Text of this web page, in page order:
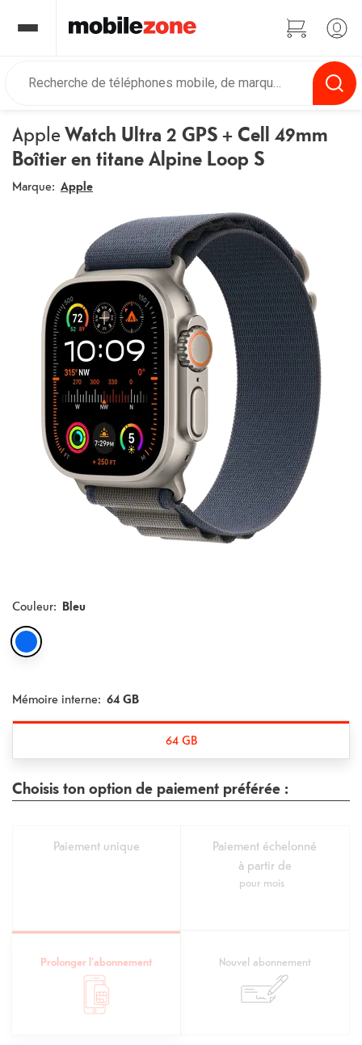
AppleWatch Ultra 2 GPS + Cell 49mm
Boîtier en titane Alpine Loop S
Marque: Apple
Couleur: Bleu
Mémoire interne: 64 GB
64 GB
Choisis ton option de paiement préférée :
Paiement unique
Paiement échelonné
à partir de
pour mois
Prolonger l'abonnement Nouvel abonnement